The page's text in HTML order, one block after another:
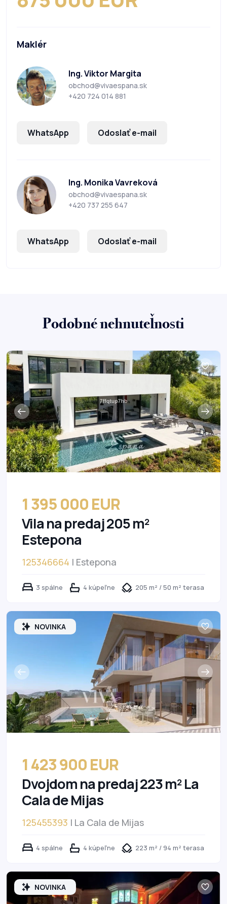
Maklér
Ing. Viktor Margita
obchod@vivaespana.sk
+420 724 014 881
WhatsApp Odoslať e-mail
Ing. Monika Vavreková
obchod@vivaespana.sk
+420 737 255 647
WhatsApp Odoslať e-mail
Podobné nehnuteľnosti
1 395 000 EUR
Vila na predaj 205 m²
Estepona
125346664 | Estepona
3 spálne 4 kúpeľne 205 m² / 50 m² terasa
NOVINKA
1 423 900 EUR
Dvojdom na predaj 223 m² La
Cala de Mijas
125455393 | La Cala de Mijas
4 spálne 4 kúpeľne 223 m² / 94 m² terasa
NOVINKA